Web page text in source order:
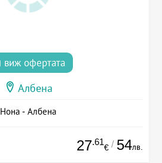
виж офертата
Албена
Нона - Албена
27.61
€ / 54лв.